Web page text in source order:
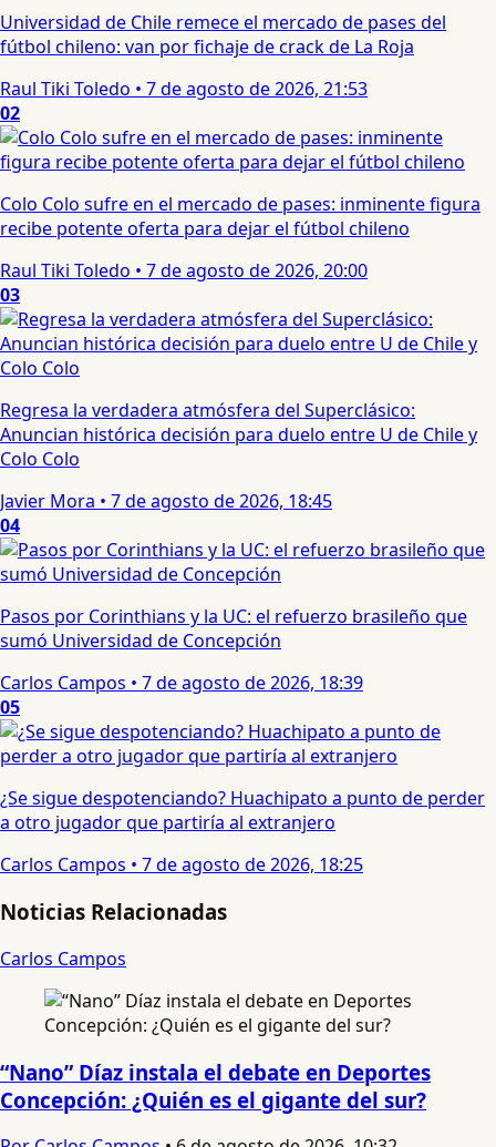
Universidad de Chile remece el mercado de pases del
fútbol chileno: van por fichaje de crack de La Roja
Raul Tiki Toledo • 7 de agosto de 2026, 21:53
02
Colo Colo sufre en el mercado de pases: inminente figura
recibe potente oferta para dejar el fútbol chileno
Raul Tiki Toledo • 7 de agosto de 2026, 20:00
03
Regresa la verdadera atmósfera del Superclásico:
Anuncian histórica decisión para duelo entre U de Chile y
Colo Colo
Javier Mora • 7 de agosto de 2026, 18:45
04
Pasos por Corinthians y la UC: el refuerzo brasileño que
sumó Universidad de Concepción
Carlos Campos • 7 de agosto de 2026, 18:39
05
¿Se sigue despotenciando? Huachipato a punto de perder
a otro jugador que partiría al extranjero
Carlos Campos • 7 de agosto de 2026, 18:25
Noticias Relacionadas
Carlos Campos
“Nano” Díaz instala el debate en Deportes
Concepción: ¿Quién es el gigante del sur?